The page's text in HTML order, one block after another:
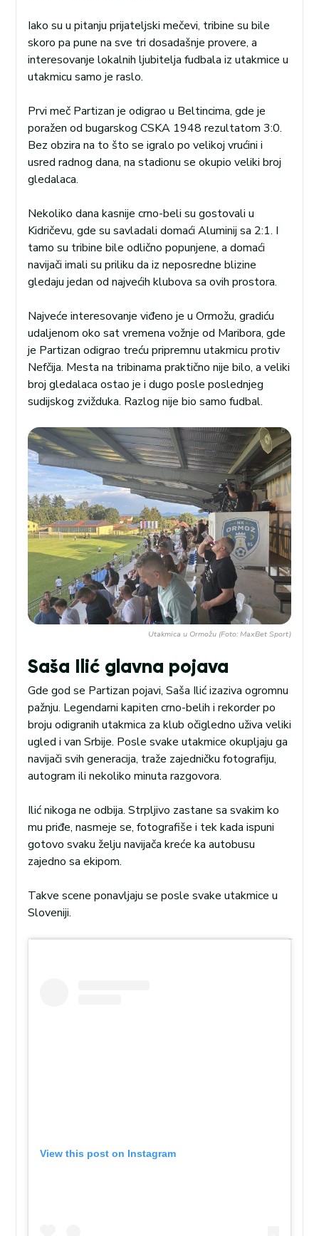
Iako su u pitanju prijateljski mečevi, tribine su bile
skoro pa pune na sve tri dosadašnje provere, a
interesovanje lokalnih ljubitelja fudbala iz utakmice u
utakmicu samo je raslo.
Prvi meč Partizan je odigrao u Beltincima, gde je
poražen od bugarskog CSKA 1948 rezultatom 3:0.
Bez obzira na to što se igralo po velikoj vrućini i
usred radnog dana, na stadionu se okupio veliki broj
gledalaca.
Nekoliko dana kasnije crno-beli su gostovali u
Kidričevu, gde su savladali domaći Aluminij sa 2:1. I
tamo su tribine bile odlično popunjene, a domaći
navijači imali su priliku da iz neposredne blizine
gledaju jedan od najvećih klubova sa ovih prostora.
Najveće interesovanje viđeno je u Ormožu, gradiću
udaljenom oko sat vremena vožnje od Maribora, gde
je Partizan odigrao treću pripremnu utakmicu protiv
Nefčija. Mesta na tribinama praktično nije bilo, a veliki
broj gledalaca ostao je i dugo posle poslednjeg
sudijskog zvižduka. Razlog nije bio samo fudbal.
Utakmica u Ormožu (Foto: MaxBet Sport)
Saša Ilić glavna pojava
Gde god se Partizan pojavi, Saša Ilić izaziva ogromnu
pažnju. Legendarni kapiten crno-belih i rekorder po
broju odigranih utakmica za klub očigledno uživa veliki
ugled i van Srbije. Posle svake utakmice okupljaju ga
navijači svih generacija, traže zajedničku fotografiju,
autogram ili nekoliko minuta razgovora.
Ilić nikoga ne odbija. Strpljivo zastane sa svakim ko
mu priđe, nasmeje se, fotografiše i tek kada ispuni
gotovo svaku želju navijača kreće ka autobusu
zajedno sa ekipom.
Takve scene ponavljaju se posle svake utakmice u
Sloveniji.
View this post on Instagram